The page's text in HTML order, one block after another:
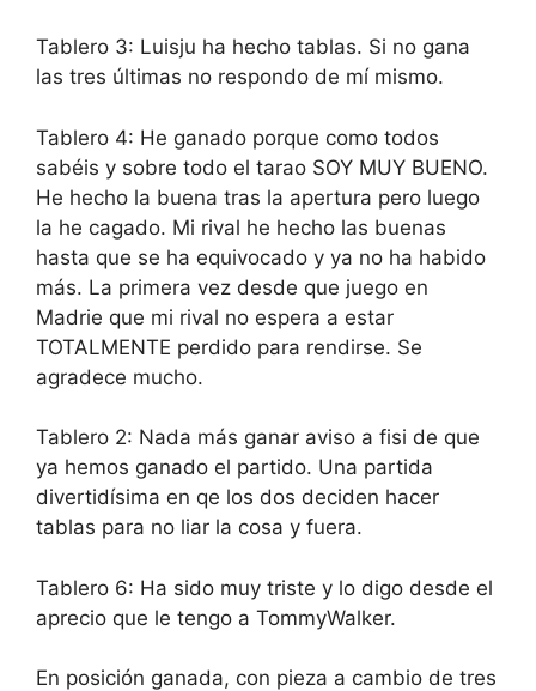
Tablero 3: Luisju ha hecho tablas. Si no gana
las tres últimas no respondo de mí mismo.
Tablero 4: He ganado porque como todos
sabéis y sobre todo el tarao SOY MUY BUENO.
He hecho la buena tras la apertura pero luego
la he cagado. Mi rival he hecho las buenas
hasta que se ha equivocado y ya no ha habido
más. La primera vez desde que juego en
Madrie que mi rival no espera a estar
TOTALMENTE perdido para rendirse. Se
agradece mucho.
Tablero 2: Nada más ganar aviso a fisi de que
ya hemos ganado el partido. Una partida
divertidísima en qe los dos deciden hacer
tablas para no liar la cosa y fuera.
Tablero 6: Ha sido muy triste y lo digo desde el
aprecio que le tengo a TommyWalker.
En posición ganada, con pieza a cambio de tres